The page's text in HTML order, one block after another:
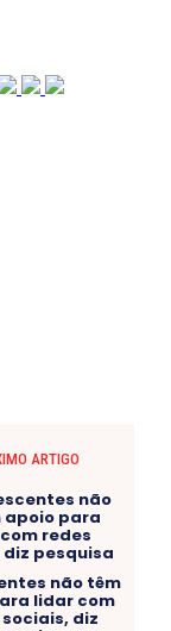
ARTIGO
não têm
lidar com
diz